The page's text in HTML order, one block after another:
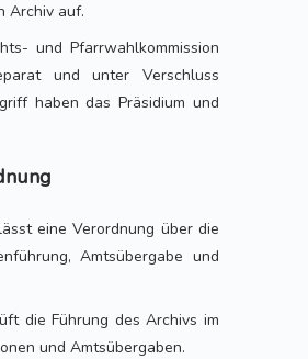
Archiv auf.
und Pfarrwahlkommission
und unter Verschluss
haben das Präsidium und
eine Verordnung über die
Amtsübergabe und
die Führung des Archivs im
und Amtsübergaben.